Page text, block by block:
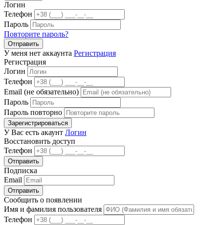
Логин
Телефон
Пароль
Повторите пароль?
Отправить
У меня нет аккаунта Регистрация
Регистрация
Логин
Телефон
Email (не обязательно)
Пароль
Пароль повторно
Зарегистрироваться
У Вас есть акаунт Логин
Восстановить доступ
Телефон
Отправить
Подписка
Email
Отправить
Сообщить о появлении
Имя и фамилия пользователя
Телефон